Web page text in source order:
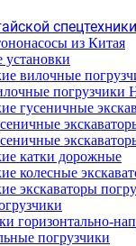
спецтехники
из Китая
установки
вилочные
погрузчики
гусеничные
катки дорожные
колесные
экскаваторы
горизонтально-
погрузчики